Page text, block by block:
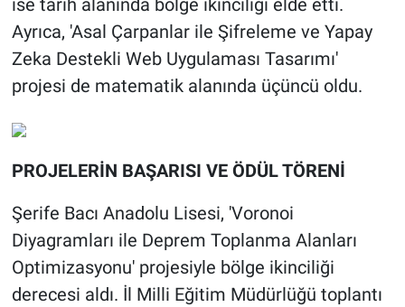
ise tarih alanında bölge ikinciliği elde etti.
Ayrıca, 'Asal Çarpanlar ile Şifreleme ve Yapay
Zeka Destekli Web Uygulaması Tasarımı'
projesi de matematik alanında üçüncü oldu.
PROJELERİN BAŞARISI VE ÖDÜL TÖRENİ
Şerife Bacı Anadolu Lisesi, 'Voronoi
Diyagramları ile Deprem Toplanma Alanları
Optimizasyonu' projesiyle bölge ikinciliği
derecesi aldı. İl Milli Eğitim Müdürlüğü toplantı